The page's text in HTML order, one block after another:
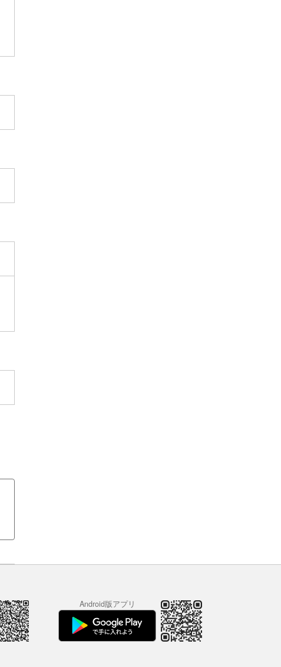
Android版アプリ